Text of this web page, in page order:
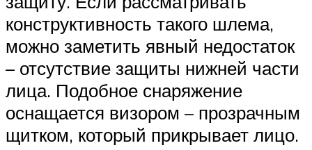
конструктивность такого шлема,
можно заметить явный недостаток
– отсутствие защиты нижней части
лица. Подобное снаряжение
оснащается визором – прозрачным
щитком, который прикрывает лицо.